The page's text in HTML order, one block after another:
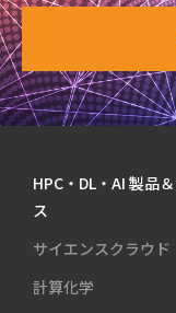
HPC・DL・AI 製品
ス
サイエンスクラウド
計算化学